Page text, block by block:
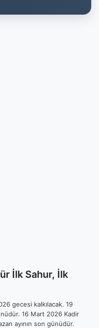
İlk Sahur, İlk
gecesi kalkılacak. 19
16 Mart 2026 Kadir
ayının son günüdür.